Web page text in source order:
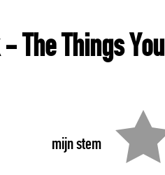
- The Things You
mijn stem